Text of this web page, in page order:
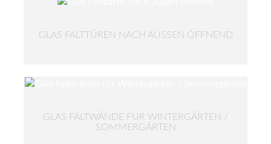
GLAS FALTTÜREN NACH AUSSEN ÖFFNEND
GLAS FALTWÄNDE FÜR WINTERGÄRTEN /
SOMMERGÄRTEN